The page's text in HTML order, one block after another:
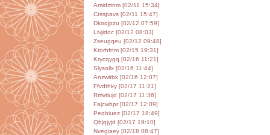
Amidztnm [02/11 15:34]
Ctsspavs [02/11 15:47]
Dkoqjpzu [02/12 07:59]
Livjidoc [02/12 08:03]
Zseugqeu [02/12 09:48]
Ktorhfnm [02/15 19:31]
Krycqygq [02/16 11:21]
Slysollx [02/16 11:44]
Anzwitbk [02/16 12:07]
Ffvdthky [02/17 11:21]
Rmvtiujd [02/17 11:36]
Fajcwbpr [02/17 12:09]
Peqbiuez [02/17 18:49]
Qbjqjyjd [02/17 19:10]
Nvegiaey [02/18 08:47]